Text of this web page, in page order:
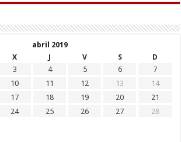
abril 2019
X J V S
D
3 4 5 6
7
10 11 12 13
14
17 18 19 20
21
24 25 26 27
28